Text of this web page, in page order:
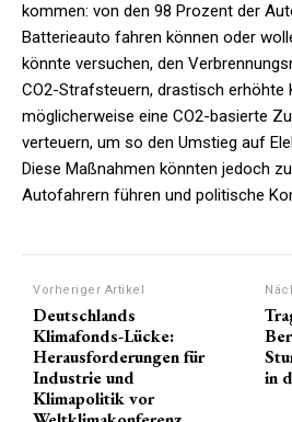
kommen: von den 98 Prozent der
Batterieauto fahren können oder
könnte versuchen, den
CO2-Strafsteuern, drastisch erhöhte
möglicherweise eine CO2-basierte
verteuern, um so den Umstieg auf
Diese Maßnahmen könnten jedoch
Autofahrern führen und politische
Vorheriger Artikel
Deutschlands
Klimafonds-Lücke:
Herausforderungen für
Industrie und
Klimapolitik vor
in